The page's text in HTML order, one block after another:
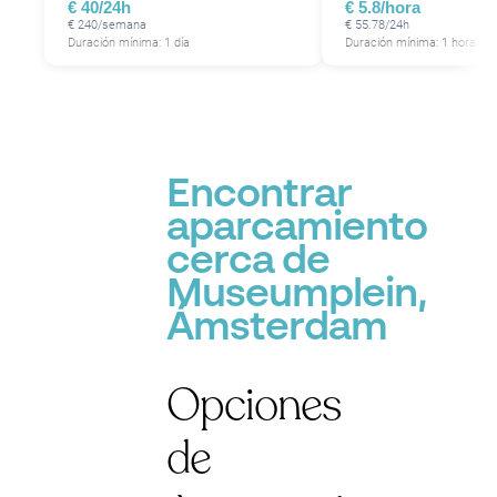
€ 40/24h
€ 240/semana
Duración mínima: 1 día
€ 5.8/hora
€ 55.78/24h
Duración mínima: 1 hora
Encontrar
aparcamiento
cerca de
Museumplein,
Ámsterdam
Opciones
de